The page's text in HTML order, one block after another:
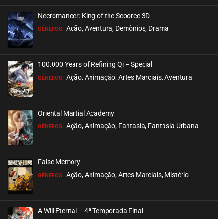
Necromancer: King of the Scoorce 3D
GÊNEROS: Ação, Aventura, Demônios, Drama
100.000 Years of Refining Qi – Special
GÊNEROS: Ação, Animação, Artes Marciais, Aventura
Oriental Martial Academy
GÊNEROS: Ação, Animação, Fantasia, Fantasia Urbana
False Memory
GÊNEROS: Ação, Animação, Artes Marciais, Mistério
A Will Eternal – 4ª Temporada Final